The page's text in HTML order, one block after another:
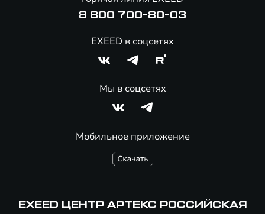
Специальные предложения
Мобильное приложение
8 800 700-80-03
EXEED в соцсетях
Мы в соцсетях
EXEED ЦЕНТР АРТЕКС РОССИЙСКАЯ